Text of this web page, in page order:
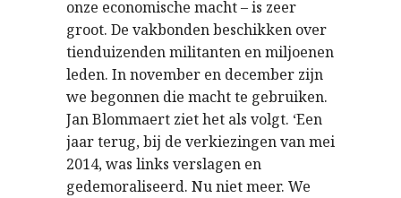
onze economische macht – is zeer
groot. De vakbonden beschikken over
tienduizenden militanten en miljoenen
leden. In november en december zijn
we begonnen die macht te gebruiken.
Jan Blommaert ziet het als volgt. ‘Een
jaar terug, bij de verkiezingen van mei
2014, was links verslagen en
gedemoraliseerd. Nu niet meer. We